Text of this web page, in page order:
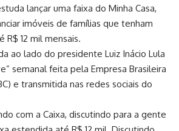
lançar uma faixa do Minha Casa,
imóveis de famílias que tenham
R$ 12 mil mensais.
ao lado do presidente Luiz Inácio Lula
semanal feita pela Empresa Brasileira
e transmitida nas redes sociais do
com a Caixa, discutindo para a gente